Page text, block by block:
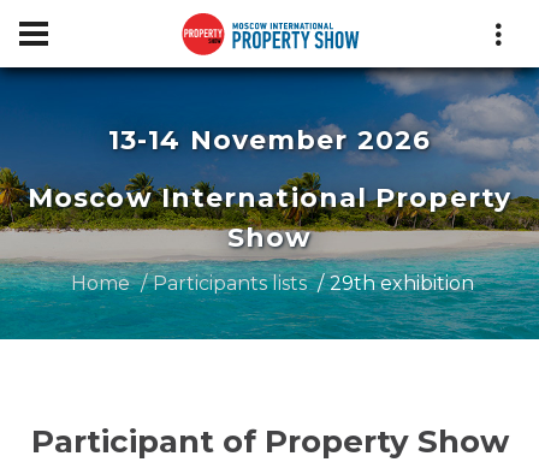
13-14 November 2026
Moscow International Property
Show
Home Participants lists 29th exhibition
Participant of Property Show